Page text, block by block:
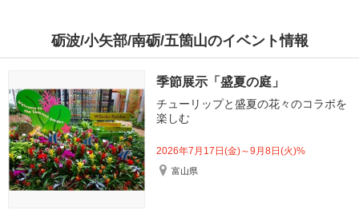
砺波/小矢部/南砺/五箇山のイベント情報
季節展示「盛夏の庭」
チューリップと盛夏の花々のコラボを
楽しむ
2026年7月17日(金)～9月8日(火)%
富山県